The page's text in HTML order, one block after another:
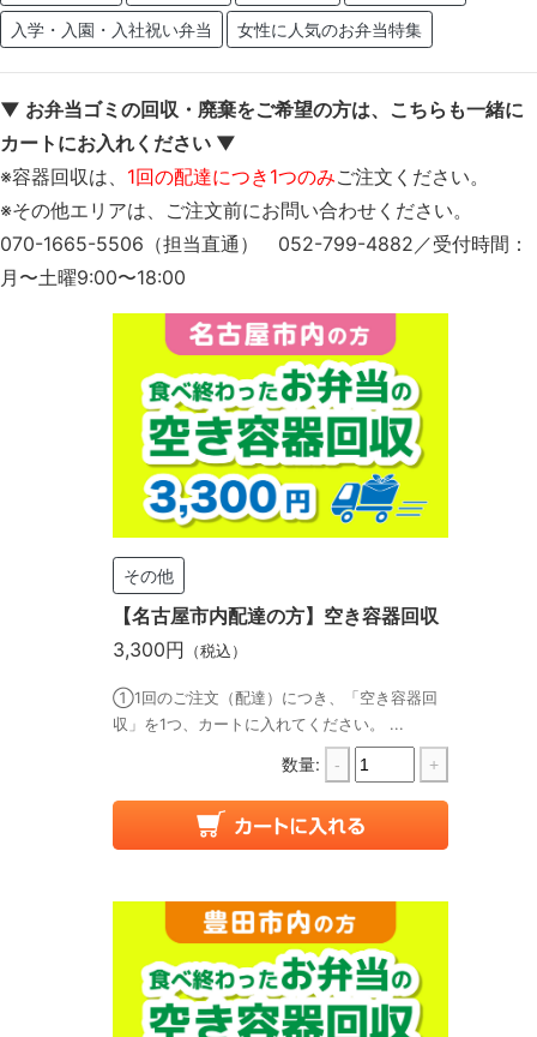
入学・入園・入社祝い弁当 女性に人気のお弁当特集
▼ お弁当ゴミの回収・廃棄をご希望の方は、こちらも一緒に
カートにお入れください ▼
※容器回収は、 1回の配達につき1つのみご注文ください。
※その他エリアは、ご注文前にお問い合わせください。
070-1665-5506（担当直通） 052-799-4882／受付時間：
月〜土曜9:00〜18:00
その他
【名古屋市内配達の方】空き容器回収
3,300円 （税込）
①1回のご注文（配達）につき、「空き容器回
収」を1つ、カートに入れてください。 ...
数量: - +